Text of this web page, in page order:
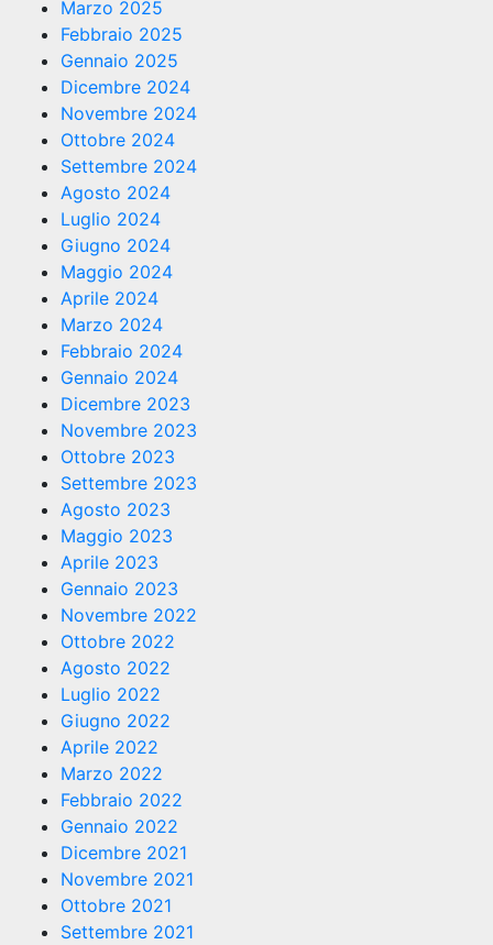
Marzo 2025
Febbraio 2025
Gennaio 2025
Dicembre 2024
Novembre 2024
Ottobre 2024
Settembre 2024
Agosto 2024
Luglio 2024
Giugno 2024
Maggio 2024
Aprile 2024
Marzo 2024
Febbraio 2024
Gennaio 2024
Dicembre 2023
Novembre 2023
Ottobre 2023
Settembre 2023
Agosto 2023
Maggio 2023
Aprile 2023
Gennaio 2023
Novembre 2022
Ottobre 2022
Agosto 2022
Luglio 2022
Giugno 2022
Aprile 2022
Marzo 2022
Febbraio 2022
Gennaio 2022
Dicembre 2021
Novembre 2021
Ottobre 2021
Settembre 2021